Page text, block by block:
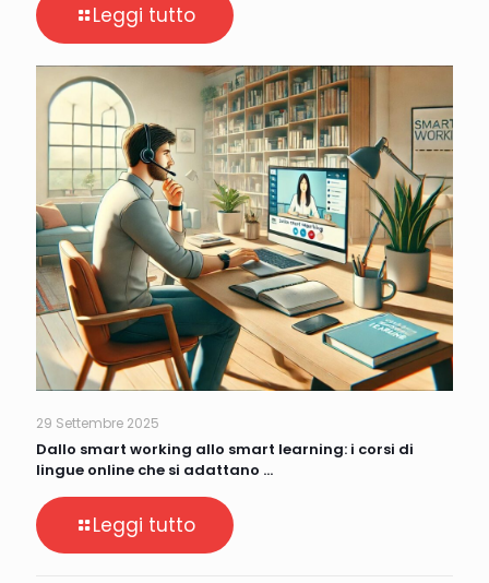
Leggi tutto
29 Settembre 2025
Dallo smart working allo smart learning: i corsi di
lingue online che si adattano …
Leggi tutto